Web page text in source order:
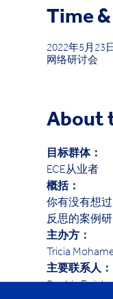
Time
2022年5月23
网络研讨会
About
目标群体：
ECE从业者
概括：
你有没有想
反思的案例
主办方：
Tricia
主要联系人：